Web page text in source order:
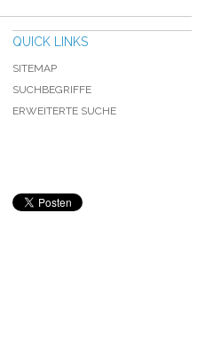
QUICK LINKS
SITEMAP
SUCHBEGRIFFE
ERWEITERTE SUCHE